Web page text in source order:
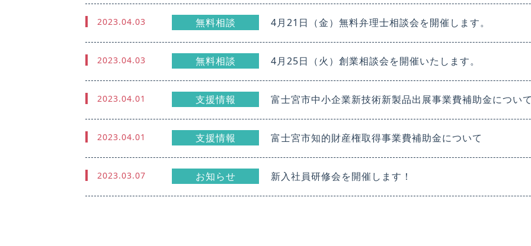
2023.04.03 無料相談 4月21日（金）無料弁理士相談会を開催します。
2023.04.03 無料相談 4月25日（火）創業相談会を開催いたします。
2023.04.01 支援情報 富士宮市中小企業新技術新製品出展事業費補助金につい
2023.04.01 支援情報 富士宮市知的財産権取得事業費補助金について
2023.03.07 お知らせ 新入社員研修会を開催します！